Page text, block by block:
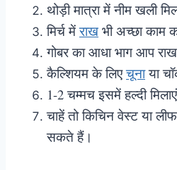
थोड़ी मात्रा में नीम खली
मिर्च मेंराख भी अच्छा काम
गोबर का आधा भाग आप
कैल्शियम के लिएचूनाया
1-2 चम्मच इसमें हल्दी
चाहें तो किचिन वेस्ट या
सकते हैं।